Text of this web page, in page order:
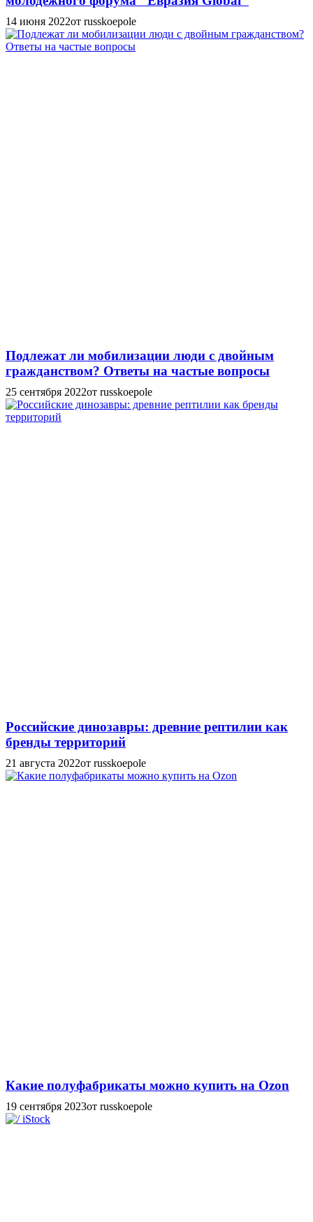
14 июня 2022от russkoepole
Подлежат ли мобилизации люди с двойным
гражданством? Ответы на частые вопросы
25 сентября 2022от russkoepole
Российские динозавры: древние рептилии как
бренды территорий
21 августа 2022от russkoepole
Какие полуфабрикаты можно купить на Ozon
19 сентября 2023от russkoepole